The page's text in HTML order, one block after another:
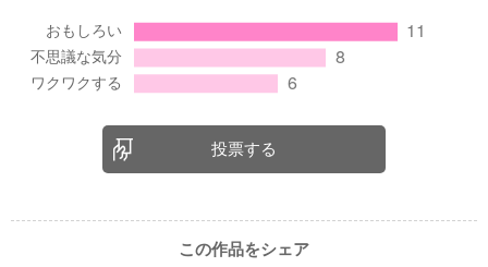
投票する
この作品をシェア